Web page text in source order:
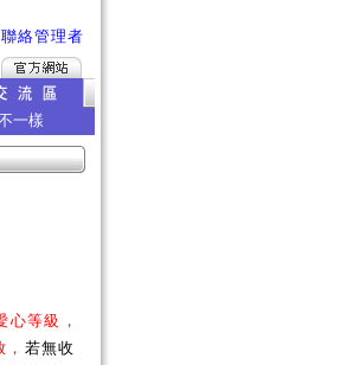
聯絡管理者
一樣
心等級，
若無收